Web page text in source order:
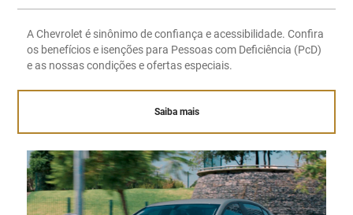
A Chevrolet é sinônimo de confiança e acessibilidade. Confira
os benefícios e isenções para Pessoas com Deficiência (PcD)
e as nossas condições e ofertas especiais.
Saiba mais